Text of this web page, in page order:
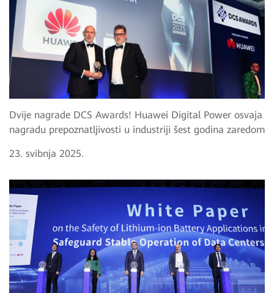
Dvije nagrade DCS Awards! Huawei Digital Power osvaja
nagradu prepoznatljivosti u industriji šest godina zaredom
23. svibnja 2025.